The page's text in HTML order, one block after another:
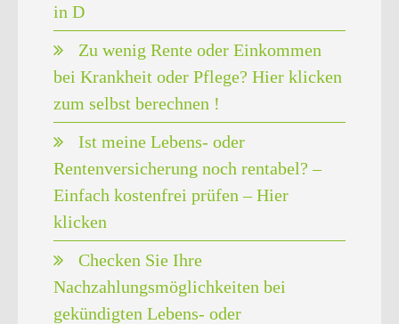
in D
Zu wenig Rente oder Einkommen
bei Krankheit oder Pflege? Hier klicken
zum selbst berechnen !
Ist meine Lebens- oder
Rentenversicherung noch rentabel? –
Einfach kostenfrei prüfen – Hier
klicken
Checken Sie Ihre
Nachzahlungsmöglichkeiten bei
gekündigten Lebens- oder